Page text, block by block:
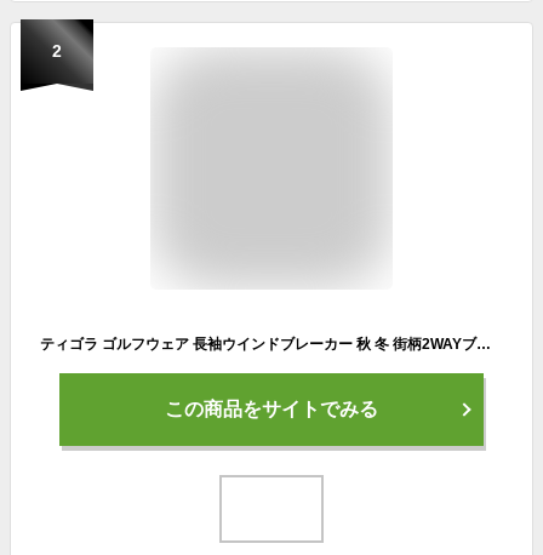
2
ティゴラ ゴルフウェア 長袖ウインドブレーカー 秋 冬 街柄2WAYブレーカー (TR-1W1513F2W) メンズ TIGORA
この商品をサイトでみる